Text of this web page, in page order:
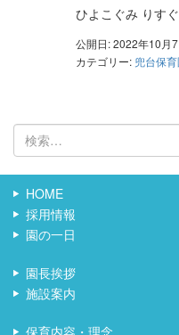
ひよこぐみ りす
公開日: 2022年10月7
カテゴリー: 兜台保
検
索:
HOME
採用情報
園の一日
園長挨拶
施設案内
保育内容・理念